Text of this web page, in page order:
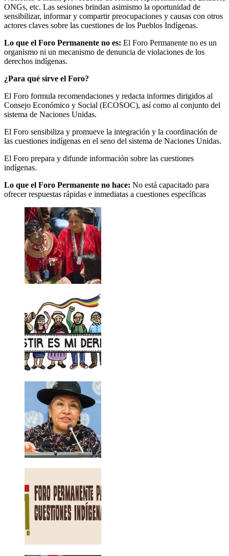
ONGs, etc. Las sesiones brindan asimismo la oportunidad de
sensibilizar, informar y compartir preocupaciones y causas con otros
actores claves sobre las cuestiones de los Pueblos Indígenas.
Lo que el Foro Permanente no es: El Foro Permanente no es un
organismo ni un mecanismo de denuncia de violaciones de los
derechos indígenas.
¿Para qué sirve el Foro?
El Foro formula recomendaciones y redacta informes dirigidos al
Consejo Económico y Social (ECOSOC), así como al conjunto del
sistema de Naciones Unidas.
El Foro sensibiliza y promueve la integración y la coordinación de
las cuestiones indígenas en el seno del sistema de Naciones Unidas.
El Foro prepara y difunde información sobre las cuestiones
indígenas.
Lo que el Foro Permanente no hace: No está capacitado para
ofrecer respuestas rápidas e inmediatas a cuestiones específicas